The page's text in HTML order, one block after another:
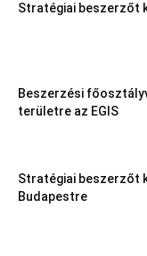
Stratégiai beszerzőt
Beszerzési
területre az EGIS
Stratégiai beszerzőt
Budapestre